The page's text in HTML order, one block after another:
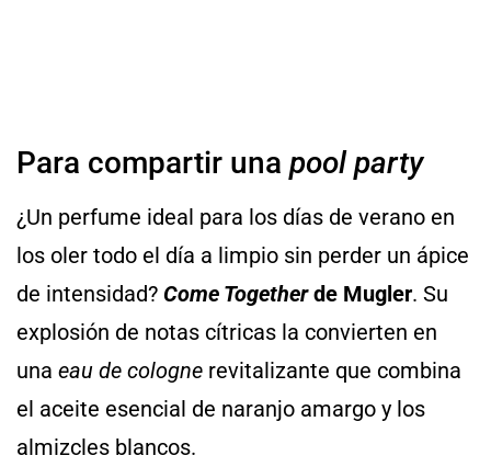
Para compartir una pool party
¿Un perfume ideal para los días de verano en
los oler todo el día a limpio sin perder un ápice
de intensidad? Come Togetherde Mugler. Su
explosión de notas cítricas la convierten en
una eau de cologne revitalizante que combina
el aceite esencial de naranjo amargo y los
almizcles blancos.